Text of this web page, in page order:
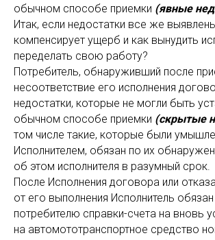
обычном способе приемки (явные
Итак, если недостатки все же
компенсирует ущерб и как вынудить
переделать свою работу?
Потребитель, обнаруживший после
несоответствие его исполнения
недостатки, которые не могли быть
обычном способе приемки (скрытые
том числе такие, которые были
Исполнителем, обязан по их
об этом исполнителя в разумный срок.
После Исполнения договора или
от его выполнения Исполнитель
потребителю справки-счета на вновь
на автомототранспортное средство